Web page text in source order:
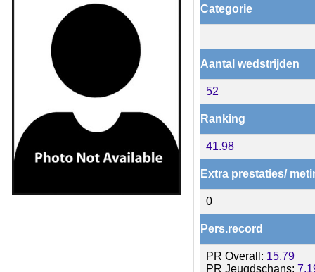
Categorie
Aantal wedstrijden
52
Ranking
41.98
Extra prestaties/
0
Pers.record
PR Overall: 15.79
PR Jeugdschans: